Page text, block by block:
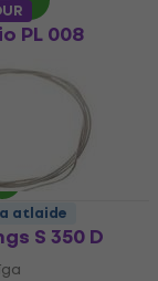
PL 008
stīga
S 350 D
atlaide